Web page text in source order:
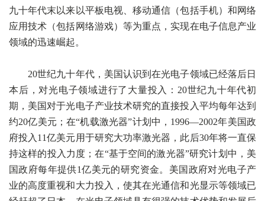
九十年代末以来以平板电视、移动通信（包括手机）和网络
应用技术（包括网络游戏）等为重点，实现在电子信息产业
领域的迅速崛起。
20世纪九十年代，美国认识到在光电子领域已经落后日
本后，对光电子领域进行了大量投入：20世纪九十年代初
期，美国对于光电子产业技术研究的直接投入平均每年达到
约20亿美元；在“机载激光器”计划中，1996—2002年美国政
府投入11亿美元用于研究大功率激光器，此后30年将一直保
持这样的投入力度；在“基于空间的激光器”研究计划中，美
国政府每年提供1亿美元的研究资金。美国政府对光电子产
业的高度重视和大力投入，使其在光通信和光显示等领域已